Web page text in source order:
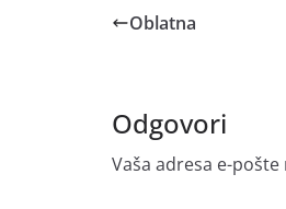
Oblatna
Odgovori
Vaša adresa e-